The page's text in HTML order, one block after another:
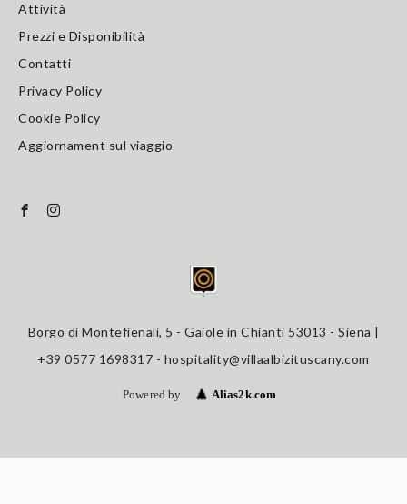
Attività
Prezzi e Disponibilità
Contatti
Privacy Policy
Cookie Policy
Aggiornament sul viaggio
Borgo di Montefienali, 5 - Gaiole in Chianti 53013 - Siena |
+39 0577 1698317 - hospitality@villaalbizituscany.com